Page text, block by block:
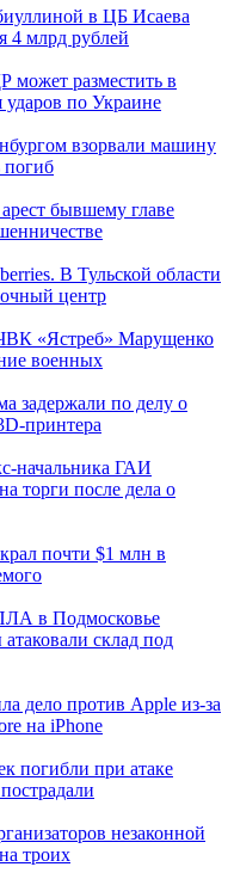
в ЦБ Исаева
4 млрд рублей
может разместить в
ударов по Украине
взорвали машину
погиб
бывшему главе
В Тульской области
центр
«Ястреб» Марущенко
военных
задержали по делу о
начальника ГАИ
торги после дела о
почти $1 млн в
в Подмосковье
склад под
дело против Apple из-за
на iPhone
погибли при атаке
незаконной
троих